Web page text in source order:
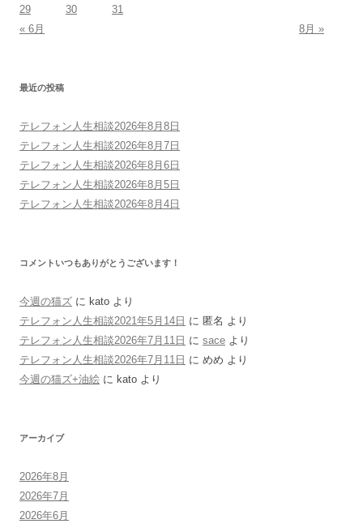
29
30
31
« 6月
8月 »
最近の投稿
テレフォン人生相談2026年8月8日
テレフォン人生相談2026年8月7日
テレフォン人生相談2026年8月6日
テレフォン人生相談2026年8月5日
テレフォン人生相談2026年8月4日
コメントいつもありがとうございます！
今週の猫ズ に kato より
テレフォン人生相談2021年5月14日 に 匿名 より
テレフォン人生相談2026年7月11日 に sace より
テレフォン人生相談2026年7月11日 に めめ より
今週の猫ズ+油絵 に kato より
アーカイブ
2026年8月
2026年7月
2026年6月